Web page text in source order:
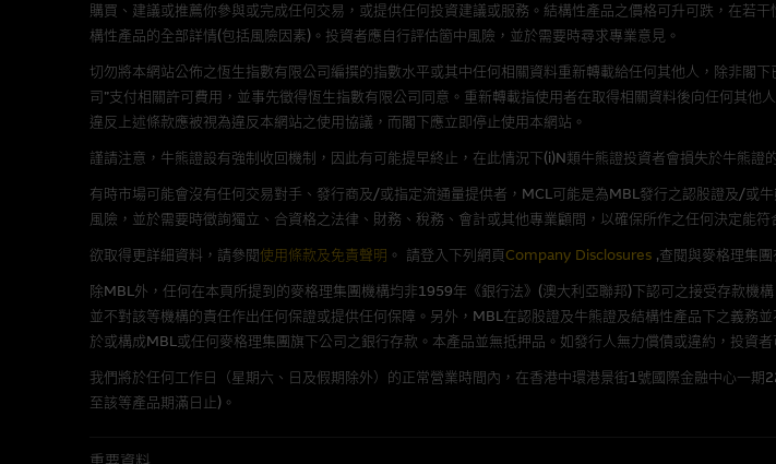
在法律容許的所有範圍內，麥格理集團概不承擔經由本網站使用或下載任何軟
病毒或任何其他後果所導致的任何損失(包括但不限於數據遺失、業務運作受干
基本上市文件及補充上市文件
就有關MBL每次發行之認股證及/或牛熊證而言，認股證及/或牛熊證之條款
補充上市文件內。該等文件之英文版及中譯版見於本網站。
版權及商標
麥格理集團為本網站內容的版權持有人或獲准使用者。除非瀏覽內容所需或為
編、上載、連結、組幀、廣播、發放或以任何其他形式傳遞本網站的內容。
購買、建議或推薦你參與或完成任何交易，或提供任何投資建議或服務。結構性產品之價格可升可跌，在若
構性產品的全部詳情(包括風險因素)。投資者應自行評估箇中風險，並於需要時尋求專業意見。
切勿將本網站公佈之恆生指數有限公司編撰的指數水平或其中任何相關資料重新轉載給任何其他人，除非閣
司”支付相關許可費用，並事先徵得恆生指數有限公司同意。重新轉載指使用者在取得相關資料後向任何其
違反上述條款應被視為違反本網站之使用協議，而閣下應立即停止使用本網站。
謹請注意，牛熊證設有強制收回機制，因此有可能提早終止，在此情況下(i)N類牛熊證投資者會損失於牛熊證
有時市場可能會沒有任何交易對手、發行商及/或指定流通量提供者，MCL可能是為MBL發行之認股證及/或
風險，並於需要時徵詢獨立、合資格之法律、財務、稅務、會計或其他專業顧問，以確保所作之任何決定能
欲取得更詳細資料，請參閱使用條款及免責聲明 。 請登入下列網頁Company Disclosures ,查閱與麥格理集
除MBL外，任何在本頁所提到的麥格理集團機構均非1959年《銀行法》(澳大利亞聯邦)下認可之接受存款
並不對該等機構的責任作出任何保證或提供任何保障。另外，MBL在認股證及牛熊證及結構性產品下之義
於或構成MBL或任何麥格理集團旗下公司之銀行存款。本產品並無抵押品。如發行人無力償債或違約，投資
我們將於任何工作日（星期六、日及假期除外）的正常營業時間內，在香港中環港景街1號國際金融中心一
至該等產品期滿日止)。